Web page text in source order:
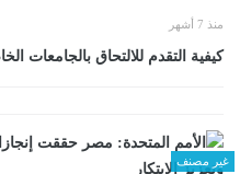
منذ 7 أشهر
كيفية التقدم للالتحاق بالجامعات
غير مصنف